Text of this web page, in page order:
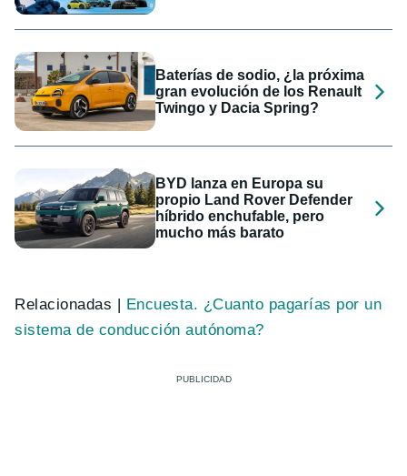
Baterías de sodio, ¿la próxima
gran evolución de los Renault
Twingo y Dacia Spring?
BYD lanza en Europa su
propio Land Rover Defender
híbrido enchufable, pero
mucho más barato
Relacionadas | Encuesta. ¿Cuanto pagarías por un
sistema de conducción autónoma?